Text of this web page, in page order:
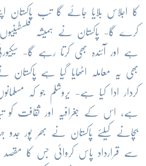
کا اجلاس بلایا جائے گا تب پاکستان
کرے گا- پاکستان نے ہمیشہ فلسطینیوں
ہے اور آئندہ بھی کرتا رہے گا-
بھی یہ معاملہ اٹھایا گیا ہے پاکستان
کردار ادا کیا ہے- یروشلم جو کہ
ہے، اس کے جغرافیہ اور ثقافت
بچانے کیلئے پاکستان نے بھر پور جدو
سے قرارداد پاس کروائی جس کا مقصد